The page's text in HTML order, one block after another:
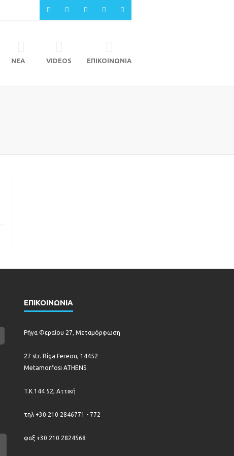
ΝΕΑ VIDEOS ΕΠΙΚΟΙΝΩΝΙΑ
ΕΠΙΚΟΙΝΩΝΙΑ
Ρήγα Φεραίου 27, Μεταμόρφωση
27 str. Riga Fereou, 14452
Metamorfosi ATHENS
T.K 144 52, Αττική
τηλ +30 210 2846771 - 772
φαξ +30 210 2824568